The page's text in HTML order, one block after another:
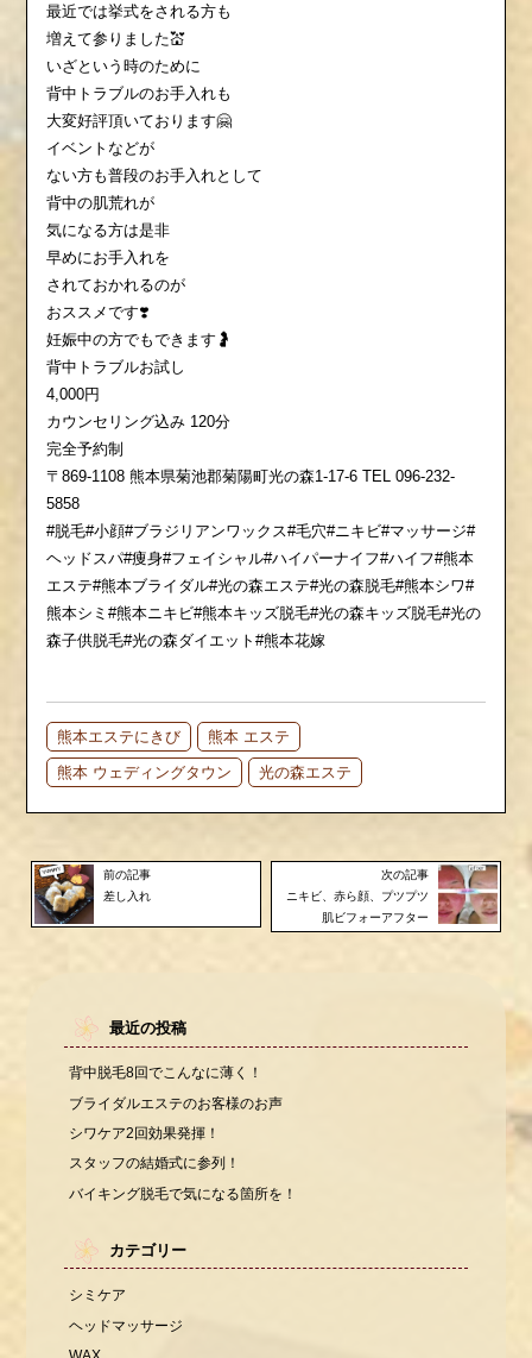
最近では挙式をされる方も
増えて参りました💒
いざという時のために
背中トラブルのお手入れも
大変好評頂いております🤗
イベントなどが
ない方も普段のお手入れとして
背中の肌荒れが
気になる方は是非
早めにお手入れを
されておかれるのが
おススメです❣️
妊娠中の方でもできます🤰
背中トラブルお試し
4,000円
カウンセリング込み 120分
完全予約制
〒869-1108 熊本県菊池郡菊陽町光の森1-17-6 TEL 096-232-
5858
#脱毛#小顔#ブラジリアンワックス#毛穴#ニキビ#マッサージ#
ヘッドスパ#痩身#フェイシャル#ハイパーナイフ#ハイフ#熊本
エステ#熊本ブライダル#光の森エステ#光の森脱毛#熊本シワ#
熊本シミ#熊本ニキビ#熊本キッズ脱毛#光の森キッズ脱毛#光の
森子供脱毛#光の森ダイエット#熊本花嫁
熊本エステにきび
熊本 エステ
熊本 ウェディングタウン
光の森エステ
前の記事
差し入れ
次の記事
ニキビ、赤ら顔、プツプツ
肌ビフォーアフター
最近の投稿
背中脱毛8回でこんなに薄く！
ブライダルエステのお客様のお声
シワケア2回効果発揮！
スタッフの結婚式に参列！
バイキング脱毛で気になる箇所を！
カテゴリー
シミケア
ヘッドマッサージ